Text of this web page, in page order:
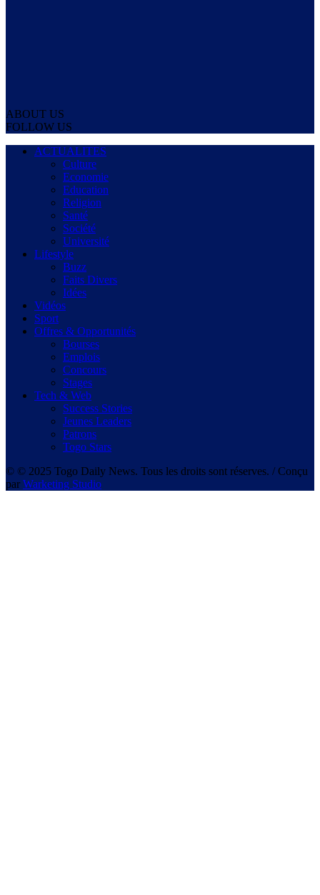
ABOUT US
FOLLOW US
ACTUALITES
Culture
Economie
Education
Religion
Santé
Société
Université
Lifestyle
Buzz
Faits Divers
Idées
Vidéos
Sport
Offres & Opportunités
Bourses
Emplois
Concours
Stages
Tech & Web
Success Stories
Jeunes Leaders
Patrons
Togo Stars
© © 2025 Togo Daily News. Tous les droits sont réserves. / Conçu
par Warketing Studio